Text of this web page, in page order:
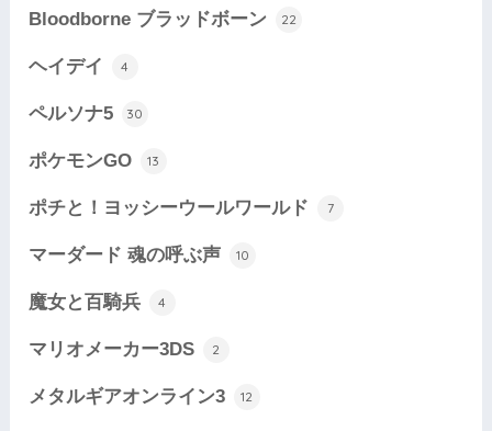
Bloodborne ブラッドボーン 22
ヘイデイ 4
ペルソナ5 30
ポケモンGO 13
ポチと！ヨッシーウールワールド 7
マーダード 魂の呼ぶ声 10
魔女と百騎兵 4
マリオメーカー3DS 2
メタルギアオンライン3 12